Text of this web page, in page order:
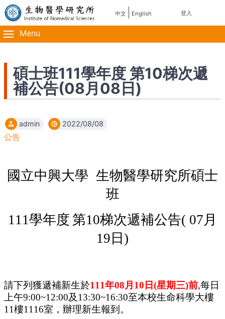
移
至
主
內
主
導
覽
使
帳
登入
中文 English
Menu
碩士班111學年度 第10梯次遞
補公告(08月08日)
admin 2022/08/08
公告
國立中興大學 生物醫學研究所碩士
班
111學年度 第10梯次遞補公告( 07 月
19 日 )
請下列獲遞補新生於111年08月 10 日(星期三)前,每日
上午9:00~12:00及13:30~16:30至本校生命科學大樓
11樓1116室，辦理新生報到。